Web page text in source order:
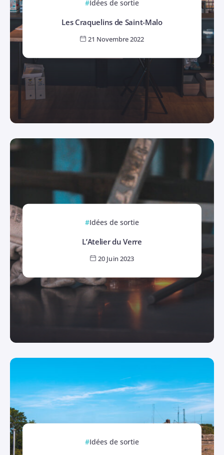
Idées de sortie
Les Craquelins de Saint-Malo
21 Novembre 2022
Idées de sortie
L’Atelier du Verre
20 Juin 2023
Idées de sortie